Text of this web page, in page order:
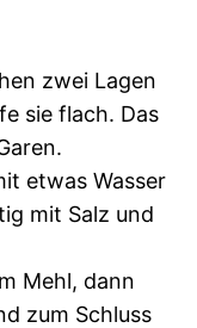
zwei Lagen
sie flach. Das
etwas Wasser
mit Salz und
Mehl, dann
zum Schluss